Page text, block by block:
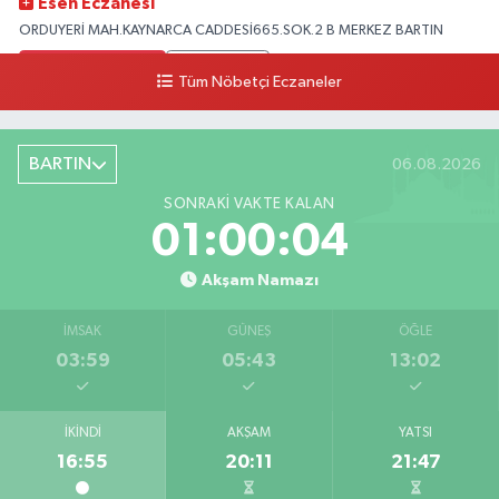
Esen Eczanesi
ORDUYERİ MAH.KAYNARCA CADDESİ665.SOK.2 B MERKEZ BARTIN
Şiremirçavuş Mahallesi, Kırıkçı Zeliha Ana Sokak No:20 8 Merkez Bartın
0 (378) 227 85 45
Tüm Nöbetçi Eczaneler
BARTIN 06.08.2026
SONRAKI VAKTE KALAN
01:00:03
Akşam Namazı
İMSAK
03:59
GÜNEŞ
05:43
ÖĞLE
13:02
İKINDI
16:55
AKŞAM
20:11
YATSI
21:47